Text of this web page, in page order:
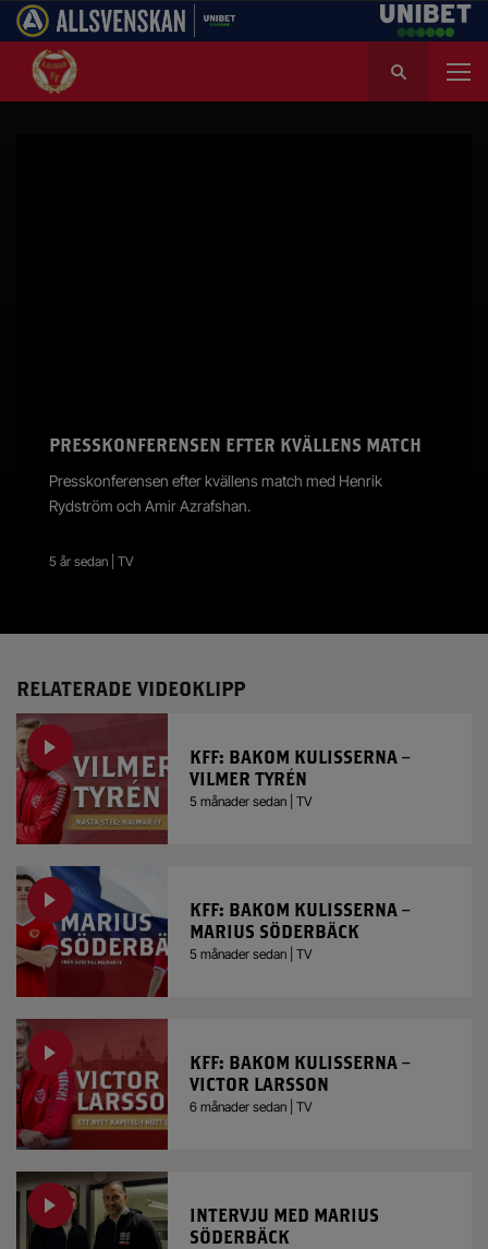
k
PRESSKONFERENSEN EFTER KVÄLLENS MATCH
Presskonferensen efter kvällens match med Henrik
Rydström och Amir Azrafshan.
5 år sedan | TV
RELATERADE VIDEOKLIPP
KFF: BAKOM KULISSERNA –
VILMER TYRÉN
5 månader sedan | TV
KFF: BAKOM KULISSERNA –
MARIUS SÖDERBÄCK
5 månader sedan | TV
KFF: BAKOM KULISSERNA –
VICTOR LARSSON
6 månader sedan | TV
INTERVJU MED MARIUS
SÖDERBÄCK